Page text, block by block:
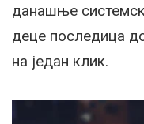
данашње
деце последица
на један клик.